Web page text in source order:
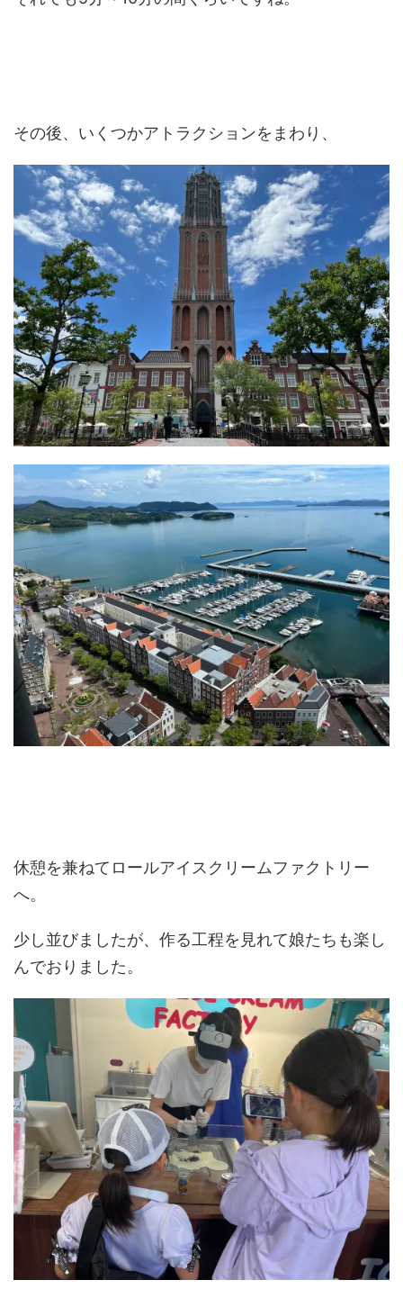
その後、いくつかアトラクションをまわり、
休憩を兼ねてロールアイスクリームファクトリー
へ。
少し並びましたが、作る工程を見れて娘たちも楽し
んでおりました。